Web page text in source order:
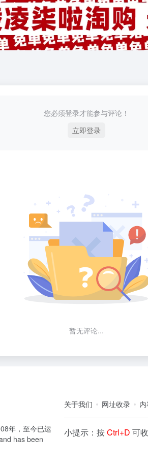
您必须登录才能参与评论！
立即登录
暂无评论...
年，至今已运
has been
关于我们 网址收录
小提示：按Ctrl+D可